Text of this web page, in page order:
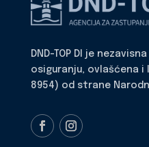
DND-TOP DI je
osiguranju, ovlašćena i
8954) od strane